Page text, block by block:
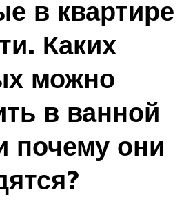
в квартире
Каких
можно
в ванной
почему они